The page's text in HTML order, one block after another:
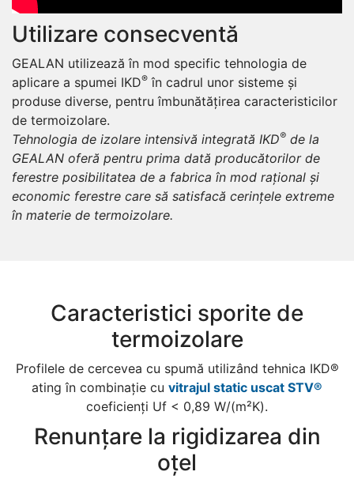
Utilizare consecventă
GEALAN utilizează în mod specific tehnologia de
aplicare a spumei IKD® în cadrul unor sisteme și
produse diverse, pentru îmbunătățirea caracteristicilor
de termoizolare.
Tehnologia de izolare intensivă integrată IKD® de la
GEALAN oferă pentru prima dată producătorilor de
ferestre posibilitatea de a fabrica în mod rațional și
economic ferestre care să satisfacă cerințele extreme
în materie de termoizolare.
Caracteristici sporite de
termoizolare
Profilele de cercevea cu spumă utilizând tehnica IKD®
ating în combinație cu vitrajul static uscat STV®
coeficienți Uf < 0,89 W/(m²K).
Renunțare la rigidizarea din
oțel